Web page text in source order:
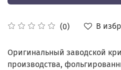
(0) В
Оригинальный заводской
производства,